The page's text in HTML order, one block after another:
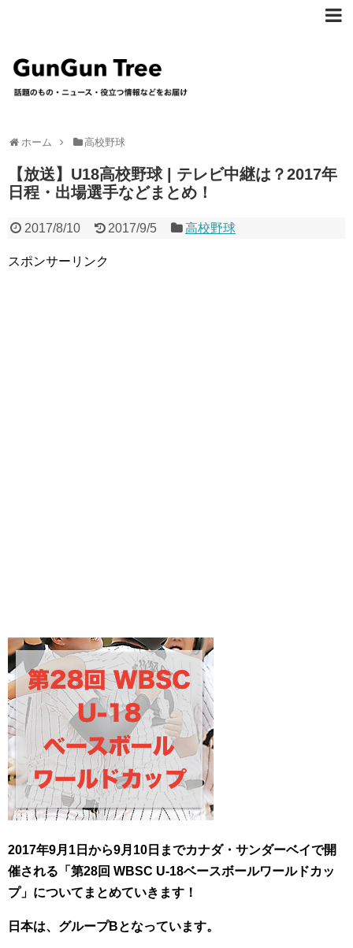
ホーム 高校野球
【放送】U18高校野球 | テレビ中継は？2017年
日程・出場選手などまとめ！
2017/8/10 2017/9/5 高校野球
スポンサーリンク
2017年9月1日から9月10日までカナダ・サンダーベイで開
催される「第28回 WBSC U-18ベースボールワールドカッ
プ」についてまとめていきます！
日本は、グループBとなっています。